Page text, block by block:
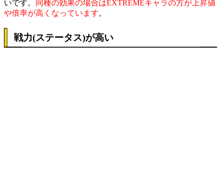
いです。
同種の効果の場合はEXTREMEキャラの方が上昇値
や倍率が高くなっています。
戦力(ステータス)が高い